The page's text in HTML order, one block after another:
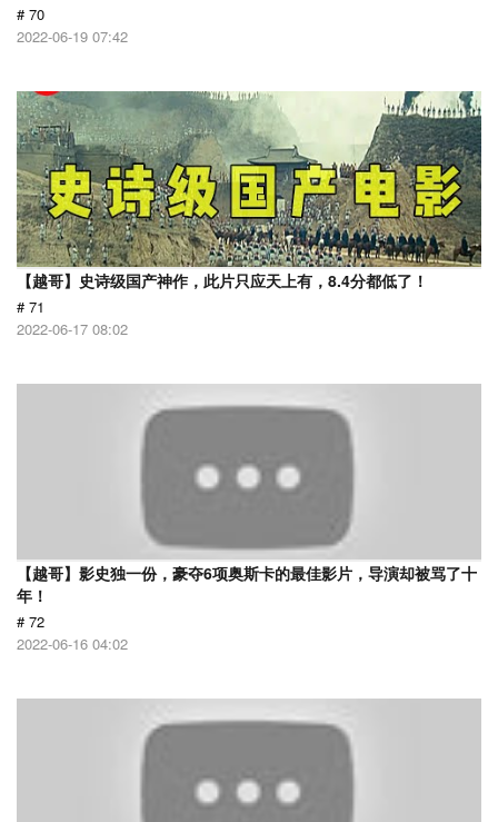
# 70
2022-06-19 07:42
【越哥】史诗级国产神作，此片只应天上有，8.4分都低了！
# 71
2022-06-17 08:02
【越哥】影史独一份，豪夺6项奥斯卡的最佳影片，导演却被骂了十
年！
# 72
2022-06-16 04:02